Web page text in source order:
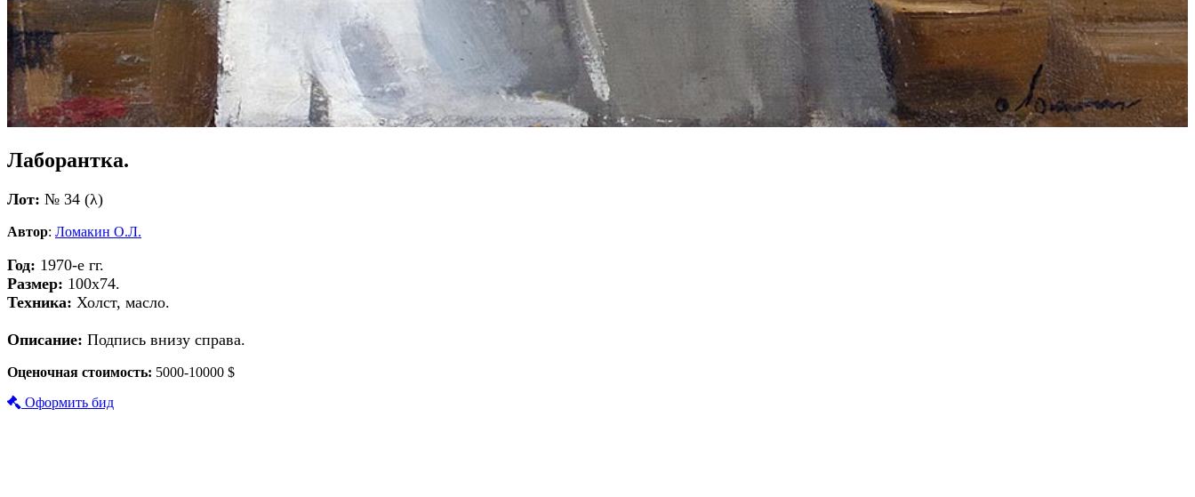
Лаборантка.
Лот: № 34 (λ)
Автор: Ломакин О.Л.
Год: 1970-е гг.
Размер: 100х74.
Техника: Холст, масло.
Описание: Подпись внизу справа.
Оценочная стоимость: 5000-10000 $
Оформить бид